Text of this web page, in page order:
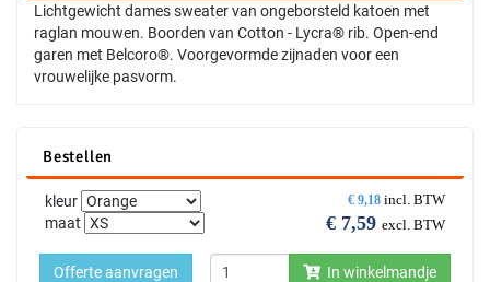
Lichtgewicht dames sweater van ongeborsteld katoen met
raglan mouwen. Boorden van Cotton - Lycra® rib. Open-end
garen met Belcoro®. Voorgevormde zijnaden voor een
vrouwelijke pasvorm.
Bestellen
€ 9,18 incl. BTW
€ 7,59 excl. BTW
kleur
maat
In winkelmandje
Offerte aanvragen